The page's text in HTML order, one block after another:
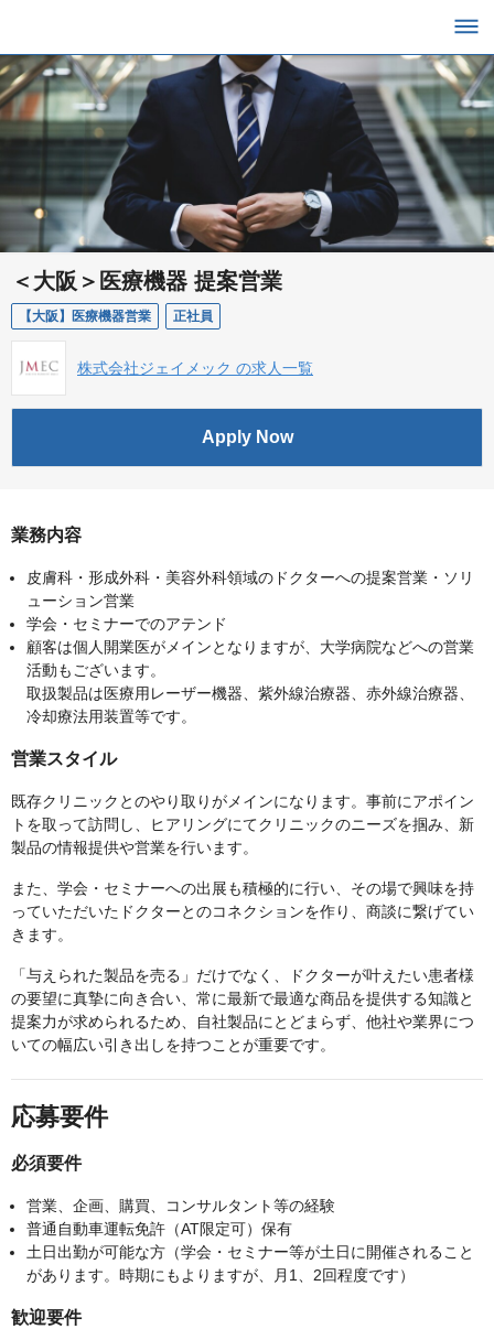
＜大阪＞医療機器 提案営業
【大阪】医療機器営業 正社員
株式会社ジェイメック の求人一覧
Apply Now
業務内容
皮膚科・形成外科・美容外科領域のドクターへの提案営業・ソリ
ューション営業
学会・セミナーでのアテンド
顧客は個人開業医がメインとなりますが、大学病院などへの営業
活動もございます。
取扱製品は医療用レーザー機器、紫外線治療器、赤外線治療器、
冷却療法用装置等です。
営業スタイル
既存クリニックとのやり取りがメインになります。事前にアポイン
トを取って訪問し、ヒアリングにてクリニックのニーズを掴み、新
製品の情報提供や営業を行います。
また、学会・セミナーへの出展も積極的に行い、その場で興味を持
っていただいたドクターとのコネクションを作り、商談に繋げてい
きます。
「与えられた製品を売る」だけでなく、ドクターが叶えたい患者様
の要望に真摯に向き合い、常に最新で最適な商品を提供する知識と
提案力が求められるため、自社製品にとどまらず、他社や業界につ
いての幅広い引き出しを持つことが重要です。
応募要件
必須要件
営業、企画、購買、コンサルタント等の経験
普通自動車運転免許（AT限定可）保有
土日出勤が可能な方（学会・セミナー等が土日に開催されること
があります。時期にもよりますが、月1、2回程度です）
歓迎要件